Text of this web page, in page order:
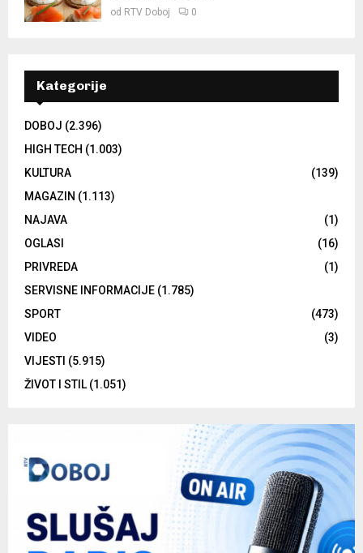
od RTV Doboj 0
Kategorije
DOBOJ (2.396)
HIGH TECH (1.003)
KULTURA
(139)
MAGAZIN (1.113)
NAJAVA
(1)
OGLASI
(16)
PRIVREDA
(1)
SERVISNE INFORMACIJE (1.785)
SPORT
(473)
VIDEO
(3)
VIJESTI (5.915)
ŽIVOT I STIL (1.051)